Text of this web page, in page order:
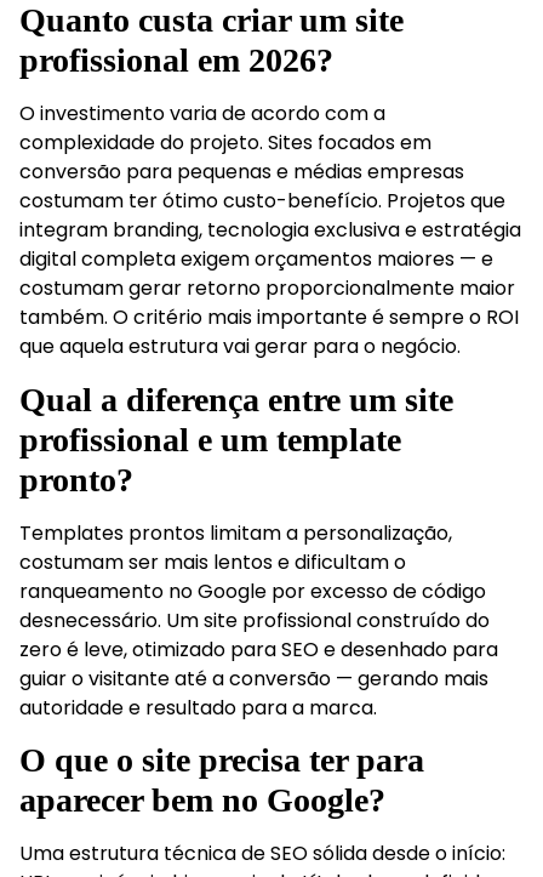
Quanto custa criar um site
profissional em 2026?
O investimento varia de acordo com a
complexidade do projeto. Sites focados em
conversão para pequenas e médias empresas
costumam ter ótimo custo-benefício. Projetos que
integram branding, tecnologia exclusiva e estratégia
digital completa exigem orçamentos maiores — e
costumam gerar retorno proporcionalmente maior
também. O critério mais importante é sempre o ROI
que aquela estrutura vai gerar para o negócio.
Qual a diferença entre um site
profissional e um template
pronto?
Templates prontos limitam a personalização,
costumam ser mais lentos e dificultam o
ranqueamento no Google por excesso de código
desnecessário. Um site profissional construído do
zero é leve, otimizado para SEO e desenhado para
guiar o visitante até a conversão — gerando mais
autoridade e resultado para a marca.
O que o site precisa ter para
aparecer bem no Google?
Uma estrutura técnica de SEO sólida desde o início: